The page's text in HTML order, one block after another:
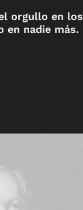
orgullo en los
en nadie más.